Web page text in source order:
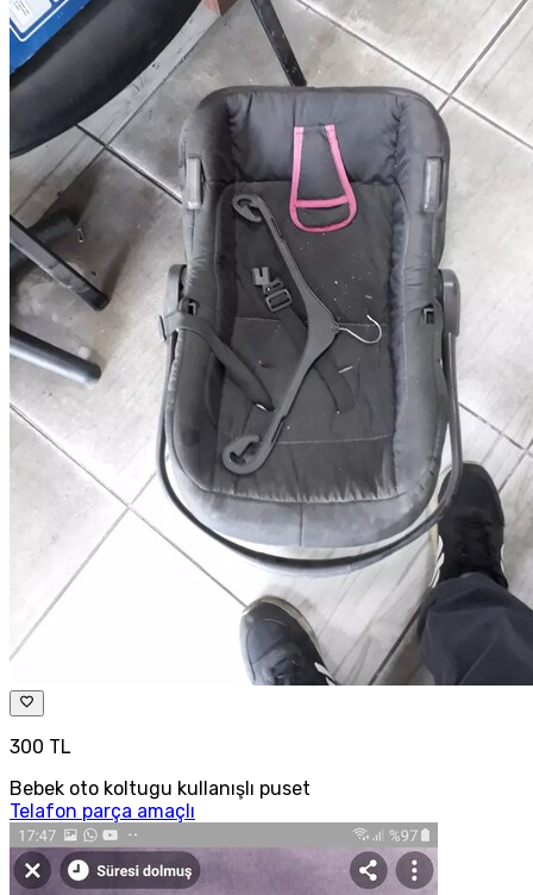
300 TL
Bebek oto koltugu kullanışlı puset
Telafon parça amaçlı